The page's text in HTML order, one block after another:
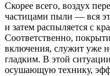
Скорее всего, воздух
частицами пыли — вся
и затем распыляется с
Соответственно,
включения, служит уже
гладким. В этой
осушающую технику,